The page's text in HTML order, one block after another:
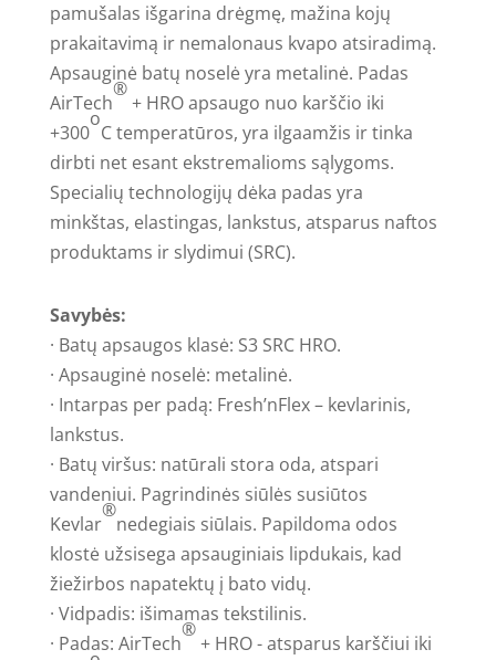
pamušalas išgarina drėgmę, mažina kojų
prakaitavimą ir nemalonaus kvapo atsiradimą.
Apsauginė batų noselė yra metalinė. Padas
AirTech
®
+ HRO apsaugo nuo karščio iki
+300
o
C temperatūros, yra ilgaamžis ir tinka
dirbti net esant ekstremalioms sąlygoms.
Specialių technologijų dėka padas yra
minkštas, elastingas, lankstus, atsparus naftos
produktams ir slydimui (SRC).
Savybės:
· Batų apsaugos klasė: S3 SRC HRO.
· Apsauginė noselė: metalinė.
· Intarpas per padą: Fresh’nFlex – kevlarinis,
lankstus.
· Batų viršus: natūrali stora oda, atspari
vandeniui. Pagrindinės siūlės susiūtos
Kevlar
®
nedegiais siūlais. Papildoma odos
klostė užsisega apsauginiais lipdukais, kad
žiežirbos napatektų į bato vidų.
· Vidpadis: išimamas tekstilinis.
· Padas: AirTech
®
+ HRO - atsparus karščiui iki